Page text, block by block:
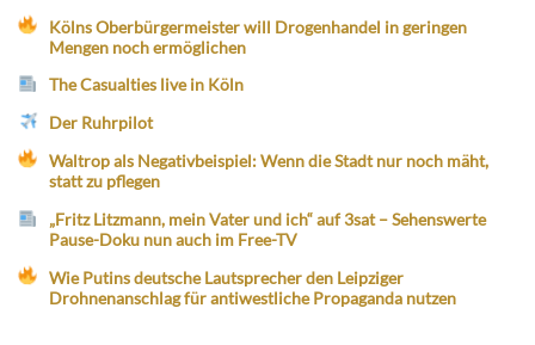
Kölns Oberbürgermeister will Drogenhandel in geringen
Mengen noch ermöglichen
The Casualties live in Köln
Der Ruhrpilot
Waltrop als Negativbeispiel: Wenn die Stadt nur noch mäht,
statt zu pflegen
„Fritz Litzmann, mein Vater und ich“ auf 3sat – Sehenswerte
Pause-Doku nun auch im Free-TV
Wie Putins deutsche Lautsprecher den Leipziger
Drohnenanschlag für antiwestliche Propaganda nutzen